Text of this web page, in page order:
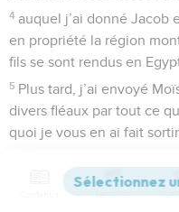
4 auquel j’ai donné Jacob
en propriété la région
fils se sont rendus en
5 Plus tard, j’ai envoyé
divers fléaux par tout ce
quoi je vous en ai fait sortir.
arrivés à la mer des
Versions